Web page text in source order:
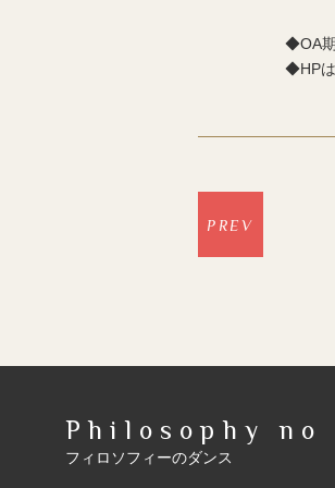
◆OA
◆HPは
PREV
Philosophy no
フィロソフィーのダンス